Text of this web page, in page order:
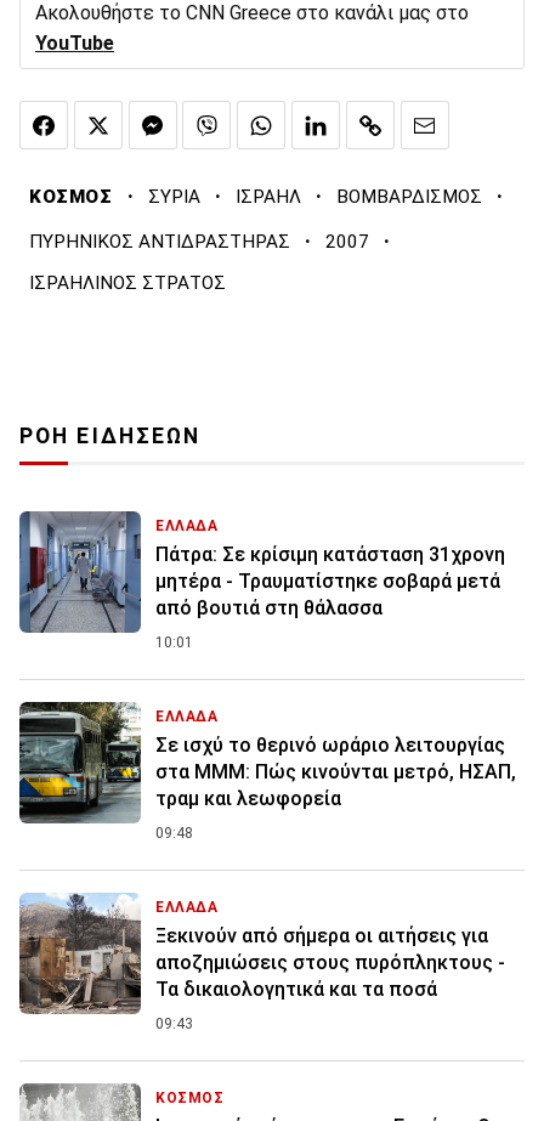
Ακολουθήστε το CNN Greece στο κανάλι μας στο
YouTube
ΚΟΣΜΟΣ · ΣΥΡΙΑ · ΙΣΡΑΗΛ · ΒΟΜΒΑΡΔΙΣΜΟΣ ·
ΠΥΡΗΝΙΚΟΣ ΑΝΤΙΔΡΑΣΤΗΡΑΣ · 2007 ·
ΙΣΡΑΗΛΙΝΟΣ ΣΤΡΑΤΟΣ
ΡΟΗ ΕΙΔΗΣΕΩΝ
ΕΛΛΑΔΑ
Πάτρα: Σε κρίσιμη κατάσταση 31χρονη
μητέρα - Τραυματίστηκε σοβαρά μετά
από βουτιά στη θάλασσα
10:01
ΕΛΛΑΔΑ
Σε ισχύ το θερινό ωράριο λειτουργίας
στα ΜΜΜ: Πώς κινούνται μετρό, ΗΣΑΠ,
τραμ και λεωφορεία
09:48
ΕΛΛΑΔΑ
Ξεκινούν από σήμερα οι αιτήσεις για
αποζημιώσεις στους πυρόπληκτους -
Τα δικαιολογητικά και τα ποσά
09:43
ΚΟΣΜΟΣ